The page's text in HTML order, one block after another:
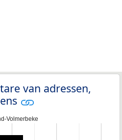
van adressen,
Volmerbeke